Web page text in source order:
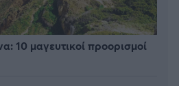
10 μαγευτικοί προορισμοί